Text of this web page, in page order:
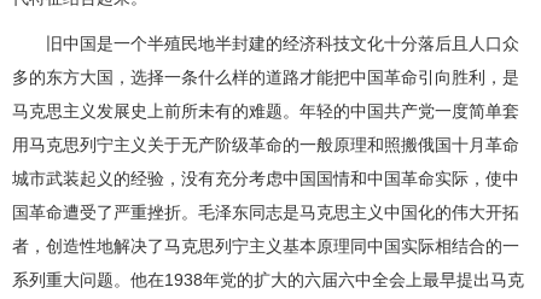
旧中国是一个半殖民地半封建的经济科技文化十分落后且人口众
多的东方大国，选择一条什么样的道路才能把中国革命引向胜利，是
马克思主义发展史上前所未有的难题。年轻的中国共产党一度简单套
用马克思列宁主义关于无产阶级革命的一般原理和照搬俄国十月革命
城市武装起义的经验，没有充分考虑中国国情和中国革命实际，使中
国革命遭受了严重挫折。毛泽东同志是马克思主义中国化的伟大开拓
者，创造性地解决了马克思列宁主义基本原理同中国实际相结合的一
系列重大问题。他在1938年党的扩大的六届六中全会上最早提出马克